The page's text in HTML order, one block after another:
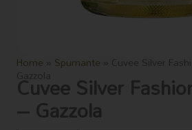
Home » Spumante » Cuvee Silver
Gazzola
Cuvee Silver
– Gazzola